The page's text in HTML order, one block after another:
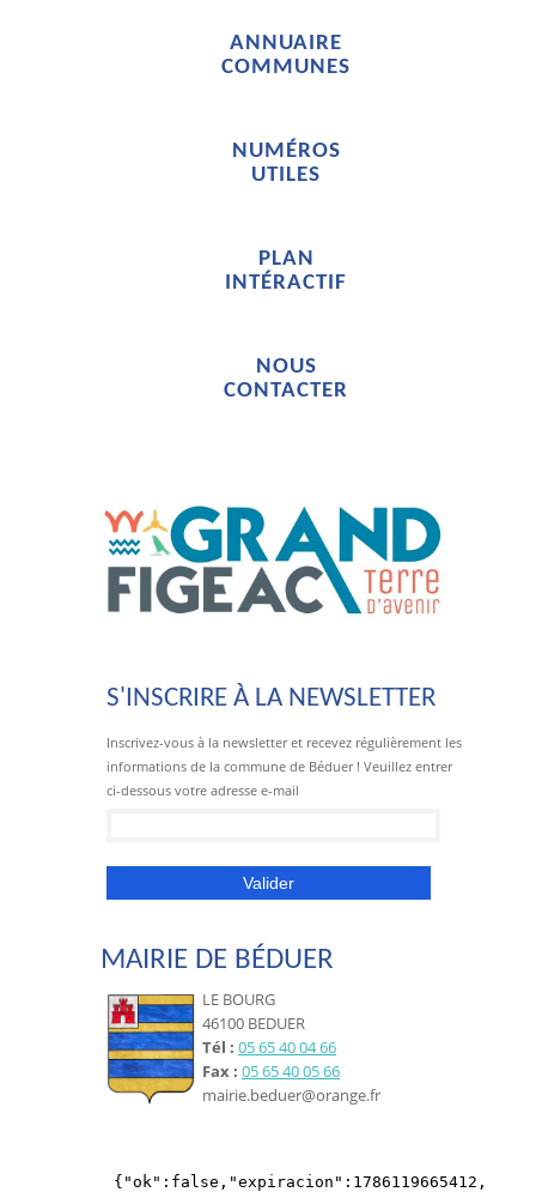
ANNUAIRE
COMMUNES
NUMÉROS
UTILES
PLAN
INTÉRACTIF
NOUS
CONTACTER
S'INSCRIRE À LA NEWSLETTER
Inscrivez-vous à la newsletter et recevez régulièrement les
informations de la commune de Béduer ! Veuillez entrer
ci-dessous votre adresse e-mail
MAIRIE DE BÉDUER
LE BOURG
46100 BEDUER
Tél : 05 65 40 04 66
Fax : 05 65 40 05 66
mairie.beduer@orange.fr